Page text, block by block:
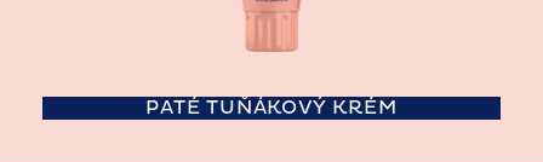
PATÉ TUŇÁKOVÝ KRÉM